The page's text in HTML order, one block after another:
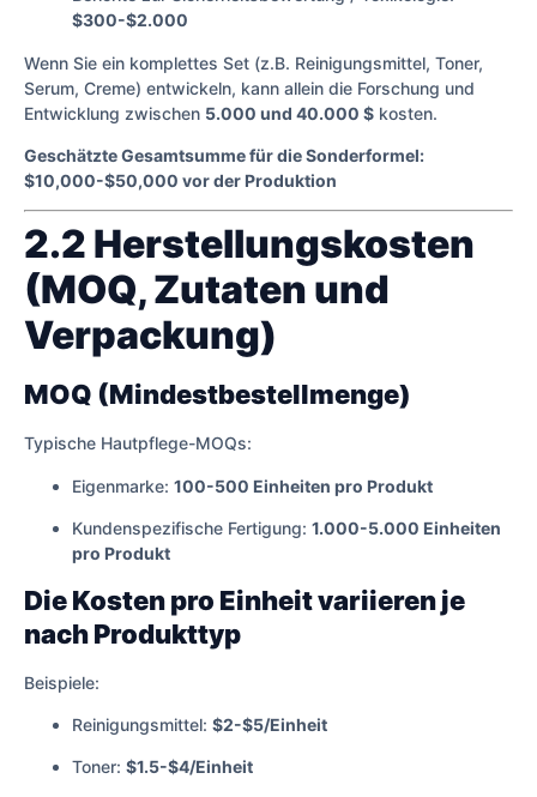
$300-$2.000
Wenn Sie ein komplettes Set (z.B. Reinigungsmittel, Toner,
Serum, Creme) entwickeln, kann allein die Forschung und
Entwicklung zwischen 5.000 und 40.000 $ kosten.
Geschätzte Gesamtsumme für die Sonderformel:
$10,000-$50,000 vor der Produktion
2.2 Herstellungskosten
(MOQ, Zutaten und
Verpackung)
MOQ (Mindestbestellmenge)
Typische Hautpflege-MOQs:
Eigenmarke: 100-500 Einheiten pro Produkt
Kundenspezifische Fertigung: 1.000-5.000 Einheiten
pro Produkt
Die Kosten pro Einheit variieren je
nach Produkttyp
Beispiele:
Reinigungsmittel: $2-$5/Einheit
Toner: $1.5-$4/Einheit